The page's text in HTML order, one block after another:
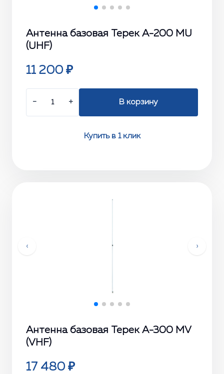
Антенна базовая Терек A-200 MU
(UHF)
11 200 ₽
− + В корзину
Купить в 1 клик
‹ ›
Антенна базовая Терек A-300 MV
(VHF)
17 480 ₽